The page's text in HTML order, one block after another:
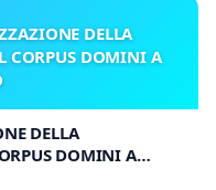
DELLA
CORPUS DOMINI A
DELLA
DOMINI A